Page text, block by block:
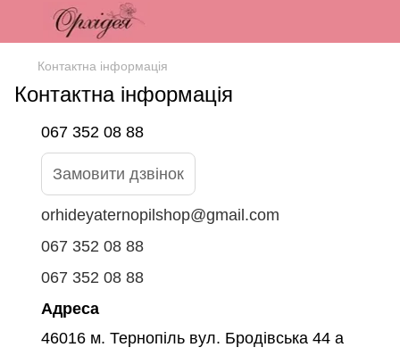
Контактна інформація
Контактна інформація
067 352 08 88
Замовити дзвінок
orhideyaternopilshop@gmail.com
067 352 08 88
067 352 08 88
Адреса
46016 м. Тернопіль вул. Бродівська 44 а